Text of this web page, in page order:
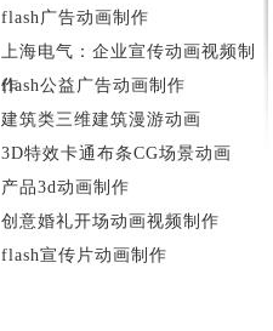
flash广告动画制作
上海电气：企业宣传动画视频制
作
flash公益广告动画制作
建筑类三维建筑漫游动画
3D特效卡通布条CG场景动画
产品3d动画制作
创意婚礼开场动画视频制作
flash宣传片动画制作